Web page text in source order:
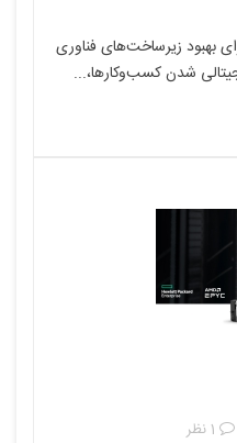
بهبود زیرساخت‌های فناوری
شدن کسب‌وکارها،...
1 نظر